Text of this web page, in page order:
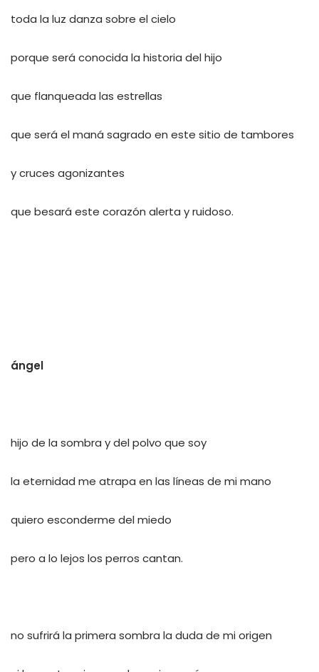
toda la luz danza sobre el cielo
porque será conocida la historia del hijo
que flanqueada las estrellas
que será el maná sagrado en este sitio de tambores
y cruces agonizantes
que besará este corazón alerta y ruidoso.
ángel
hijo de la sombra y del polvo que soy
la eternidad me atrapa en las líneas de mi mano
quiero esconderme del miedo
pero a lo lejos los perros cantan.
no sufrirá la primera sombra la duda de mi origen